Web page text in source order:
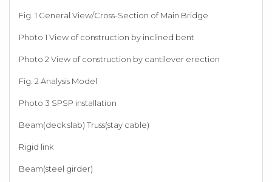
Fig. 1 General View/Cross-Section of Main Bridge
Photo 1 View of construction by inclined bent
Photo 2 View of construction by cantilever erection
Fig. 2 Analysis Model
Photo 3 SPSP installation
Beam(deck slab) Truss(stay cable)
Rigid link
Beam(steel girder)